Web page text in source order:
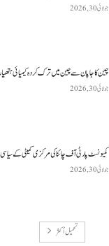
جولائی 30, 2026
چین کا جاپان سے چین میں ترک کردہ کیمیائی
جولائی 30, 2026
کمیونسٹ پارٹی آف چائنا کی مرکزی کمیٹی کے سیاسی
جولائی 30, 2026
تحميل أكثر